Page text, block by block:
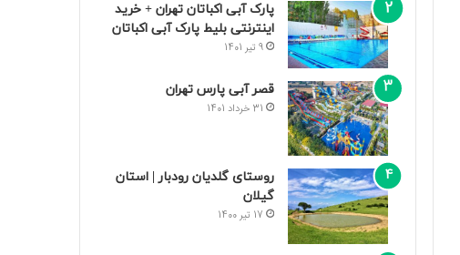
پارک آبی اکباتان تهران + خرید
اینترنتی بلیط پارک آبی اکباتان
9 تیر 1401
قصر آبی پارس تهران
31 خرداد 1401
روستای گلدیان رودبار | استان
گیلان
17 تیر 1400